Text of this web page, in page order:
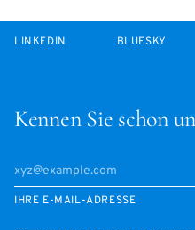
Kennen Sie schon
IHRE E-MAIL-ADRESSE
LINKEDIN BLUESKY